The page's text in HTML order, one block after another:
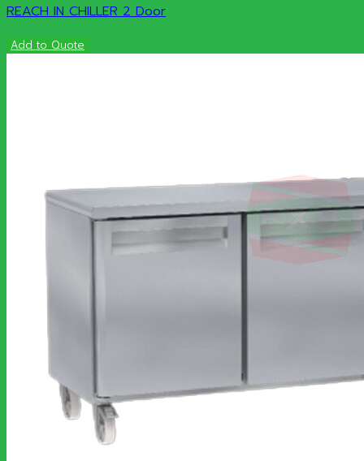
REACH IN CHILLER 2 Door
Add to Quote